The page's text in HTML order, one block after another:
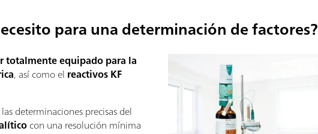
para una determinación de factores?
totalmente equipado para la
, así como el reactivos KF
determinaciones precisas del
con una resolución mínima